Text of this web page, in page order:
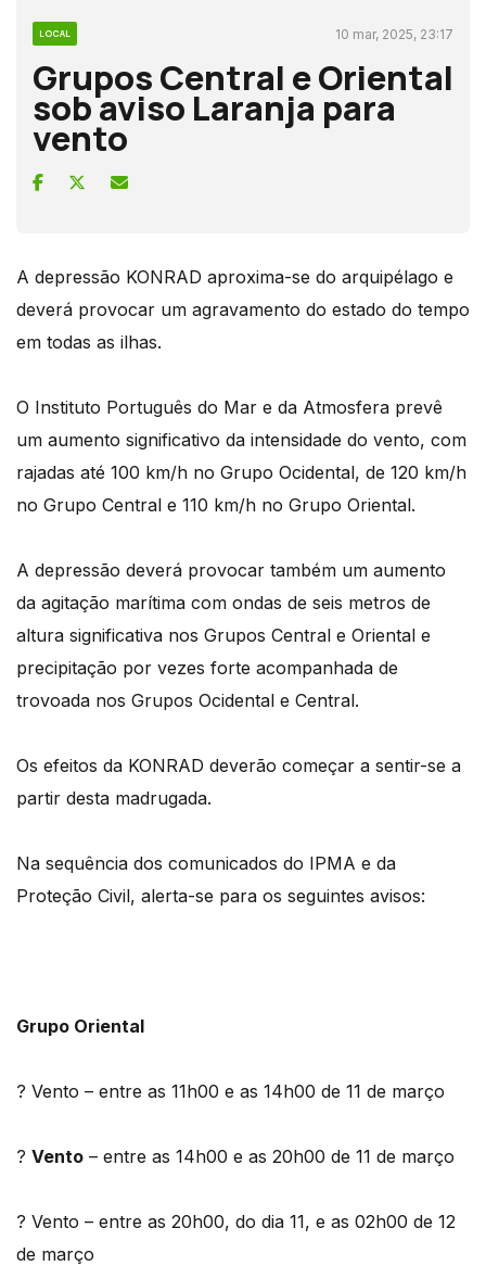
LOCAL 10 mar, 2025, 23:17
Grupos Central e Oriental
sob aviso Laranja para
vento
A depressão KONRAD aproxima-se do arquipélago e
deverá provocar um agravamento do estado do tempo
em todas as ilhas.
O Instituto Português do Mar e da Atmosfera prevê
um aumento significativo da intensidade do vento, com
rajadas até 100 km/h no Grupo Ocidental, de 120 km/h
no Grupo Central e 110 km/h no Grupo Oriental.
A depressão deverá provocar também um aumento
da agitação marítima com ondas de seis metros de
altura significativa nos Grupos Central e Oriental e
precipitação por vezes forte acompanhada de
trovoada nos Grupos Ocidental e Central.
Os efeitos da KONRAD deverão começar a sentir-se a
partir desta madrugada.
Na sequência dos comunicados do IPMA e da
Proteção Civil, alerta-se para os seguintes avisos:
Grupo Oriental
? Vento – entre as 11h00 e as 14h00 de 11 de março
? Vento – entre as 14h00 e as 20h00 de 11 de março
? Vento – entre as 20h00, do dia 11, e as 02h00 de 12
de março